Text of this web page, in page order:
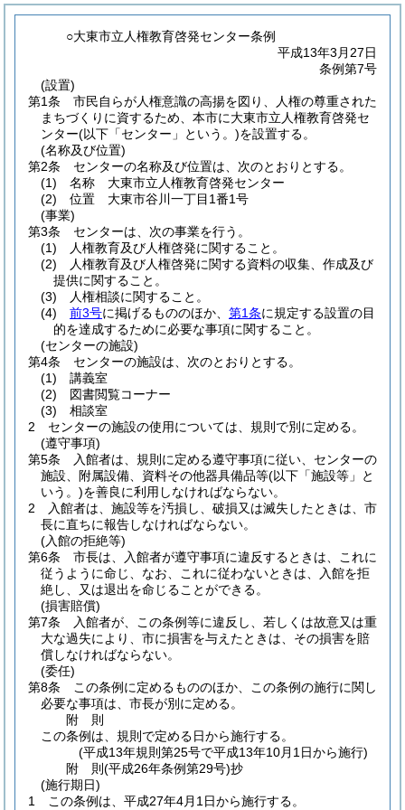
○大東市立人権教育啓発センター条例
平成13年3月27日
条例第7号
(設置)
第1条
市民自らが人権意識の高揚を図り、人権の尊重された
まちづくりに資するため、本市に大東市立人権教育啓発セ
ンター(以下「センター」という。)を設置する。
(名称及び位置)
第2条
センターの名称及び位置は、次のとおりとする。
(1)
名称 大東市立人権教育啓発センター
(2)
位置 大東市谷川一丁目1番1号
(事業)
第3条
センターは、次の事業を行う。
(1)
人権教育及び人権啓発に関すること。
(2)
人権教育及び人権啓発に関する資料の収集、作成及び
提供に関すること。
(3)
人権相談に関すること。
(4)
前3号に掲げるもののほか、 第1条に規定する設置の目
的を達成するために必要な事項に関すること。
(センターの施設)
第4条
センターの施設は、次のとおりとする。
(1)
講義室
(2)
図書閲覧コーナー
(3)
相談室
2
センターの施設の使用については、規則で別に定める。
(遵守事項)
第5条
入館者は、規則に定める遵守事項に従い、センターの
施設、附属設備、資料その他器具備品等(以下「施設等」と
いう。)を善良に利用しなければならない。
2
入館者は、施設等を汚損し、破損又は滅失したときは、市
長に直ちに報告しなければならない。
(入館の拒絶等)
第6条
市長は、入館者が遵守事項に違反するときは、これに
従うように命じ、なお、これに従わないときは、入館を拒
絶し、又は退出を命じることができる。
(損害賠償)
第7条
入館者が、この条例等に違反し、若しくは故意又は重
大な過失により、市に損害を与えたときは、その損害を賠
償しなければならない。
(委任)
第8条
この条例に定めるもののほか、この条例の施行に関し
必要な事項は、市長が別に定める。
附 則
この条例は、規則で定める日から施行する。
(平成13年規則第25号で平成13年10月1日から施行)
附 則(平成26年条例第29号)抄
(施行期日)
1
この条例は、平成27年4月1日から施行する。